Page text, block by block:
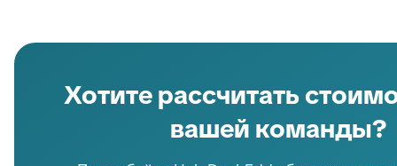
Хотите рассчитать
вашей команды?